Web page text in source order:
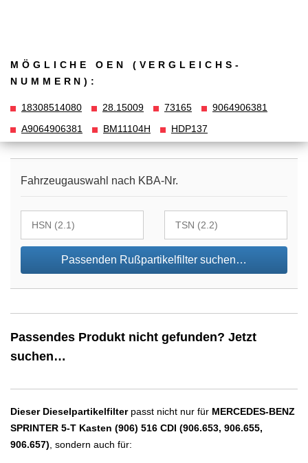
MÖGLICHE OEN (VERGLEICHS­
NUMMERN):
18308514080 28.15009 73165
9064906381
A9064906381
BM11104H HDP137
Fahrzeugauswahl nach KBA-Nr.
Passenden Rußpartikelfilter suchen…
Passendes Produkt nicht gefunden? Jetzt
suchen…
Dieser Dieselpartikelfilterpasst nicht nur für MERCEDES-BENZ
SPRINTER 5-T Kasten (906) 516 CDI (906.653, 906.655,
906.657), sondern auch für: